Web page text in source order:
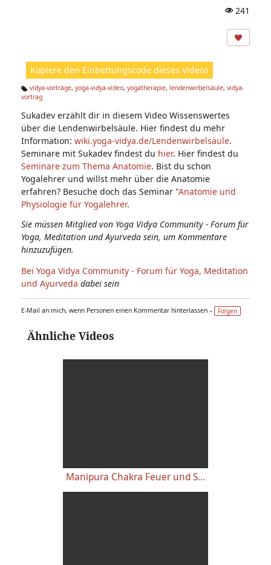
ic
n:
241
Kopiere den Einbettungscode dieses Videos
Ta
s:
vidya-vorträge, yoga-vidya-video, yogatherapie, lendenwirbelsäule, vidya-
vortrag
Sukadev erzählt dir in diesem Video Wissenswertes
über die Lendenwirbelsäule. Hier findest du mehr
Information: wiki.yoga-vidya.de/Lendenwirbelsäule.
Seminare mit Sukadev findest du hier. Hier findest du
Seminare zum Thema Anatomie. Bist du schon
Yogalehrer und willst mehr über die Anatomie
erfahren? Besuche doch das Seminar "Anatomie und
Physiologie für Yogalehrer.
Sie müssen Mitglied von Yoga Vidya Community - Forum für
Yoga, Meditation und Ayurveda sein, um Kommentare
hinzuzufügen.
Bei Yoga Vidya Community - Forum für Yoga, Meditation
und Ayurveda dabei sein
E-Mail an mich, wenn Personen einen Kommentar hinterlassen – Folgen
Ähnliche Videos
Manipura Chakra Feuer und Solarplexuschakra Meditation mit Sukadev - Sonnenenergiespeicher